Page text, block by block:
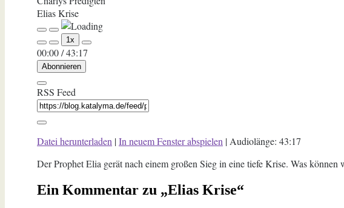
Elias Krise
Play
Episode
Pause
Episode
1x
00:00/43:17
Abonnieren
RSS Feed
Datei herunterladen |In neuem Fenster abspielen | Audiolänge: 43:17
Der Prophet Elia gerät nach einem großen Sieg in eine tiefe Krise. Was können
Ein Kommentar zu „Elias Krise“